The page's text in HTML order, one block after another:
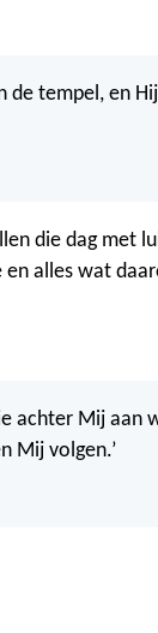
de tempel, en
die dag met
en alles wat
achter Mij aan
Mij volgen.’